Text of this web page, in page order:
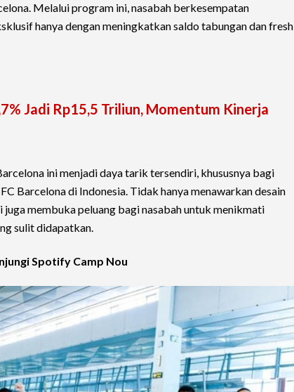
Melalui program ini, nasabah berkesempatan
hanya dengan meningkatkan saldo tabungan dan fresh
Jadi Rp15,5 Triliun, Momentum Kinerja
ini menjadi daya tarik tersendiri, khususnya bagi
Barcelona di Indonesia. Tidak hanya menawarkan desain
membuka peluang bagi nasabah untuk menikmati
sulit didapatkan.
Spotify Camp Nou